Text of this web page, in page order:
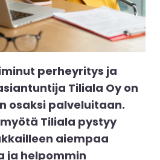
perheyritys ja
Tiliala Oy on
osaksi palveluitaan.
Tiliala pystyy
aiempaa
ja helpommin